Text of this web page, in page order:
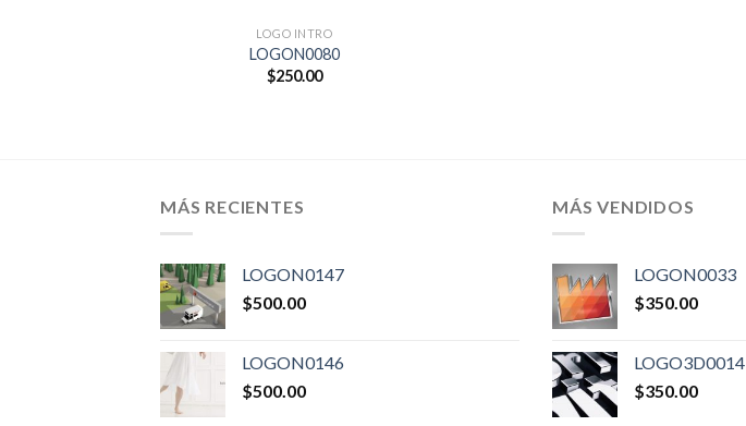
LOGO INTRO
LOGON0080
$250.00
MÁS RECIENTES
LOGON0147
$500.00
LOGON0146
$500.00
MÁS VENDIDOS
LOGON0033
$350.00
LOGO3D0014
$350.00